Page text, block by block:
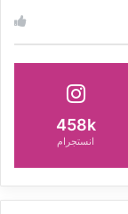
458k
انستجرام